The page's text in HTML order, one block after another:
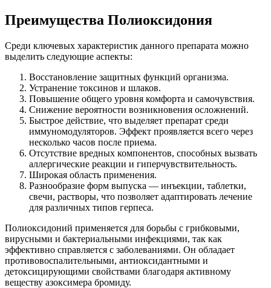
Преимущества Полиоксидония
Среди ключевых характеристик данного препарата можно
выделить следующие аспекты:
Восстановление защитных функций организма.
Устранение токсинов и шлаков.
Повышение общего уровня комфорта и самочувствия.
Снижение вероятности возникновения осложнений.
Быстрое действие, что выделяет препарат среди
иммуномодуляторов. Эффект проявляется всего через
несколько часов после приема.
Отсутствие вредных компонентов, способных вызвать
аллергические реакции и гиперчувствительность.
Широкая область применения.
Разнообразие форм выпуска — инъекции, таблетки,
свечи, растворы, что позволяет адаптировать лечение
для различных типов герпеса.
Полиоксидоний применяется для борьбы с грибковыми,
вирусными и бактериальными инфекциями, так как
эффективно справляется с заболеваниями. Он обладает
противовоспалительными, антиоксидантными и
детоксицирующими свойствами благодаря активному
веществу азоксимера бромиду.